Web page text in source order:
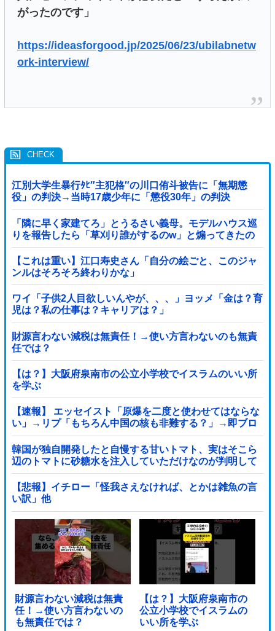
がったのです」
https://ideasforgood.jp/2025/06/23/ubilabnetw
ork-interview/
江別大学生暴行ﾀﾋ″主犯格″の川口侑斗被告に「無期懲
役」の判決→当時17歳少年に「懲役30年」の判決
「隣に早く家建てろ」とうるさい義母。モデルハウス巡
りを報告したら「草刈り誰がするのw」と煽ってきたの
で…旦那が放った「一言」に義母オロオロｗｗ←嫌味を
逆手にとった神対応すぎる
【これは重い】江口寿史さん「自分の絵ごと、このジャ
ンルはそろそろ終わりかな」
ワイ「子供2人目欲しいんやが、、、」ヨッメ「金は？育
児は？私の仕事は？キャリアは？」
財源言わない減税は無責任！→使い方言わないのも無責
任では？
【は？】大阪府泉南市の公立小学校でイスラムのいい所
を学ぶ
【速報】 エッセイスト「原爆を二度と使わせてはならな
い」→リプ「もちろん中国の核も非難する？」→即ブロ
ック
韓国が独自開発したと自慢する甘いトマト、実はそこら
辺のトマトに砂糖水を注入していただけなのが判明して
大問題にw
【悲報】イチロー「怪我さえなければ、とかは雑魚の言
い訳」他
財源言わない減税は無責
任！→使い方言わないの
も無責任では？
【は？】大阪府泉南市の
公立小学校でイスラムの
いい所を学ぶ